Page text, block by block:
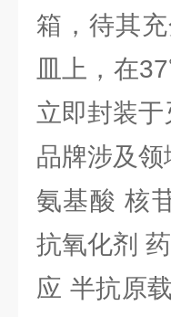
箱，待其
皿上，在
立即封装
品牌涉及
氨基酸 核
抗氧化剂
应 半抗原